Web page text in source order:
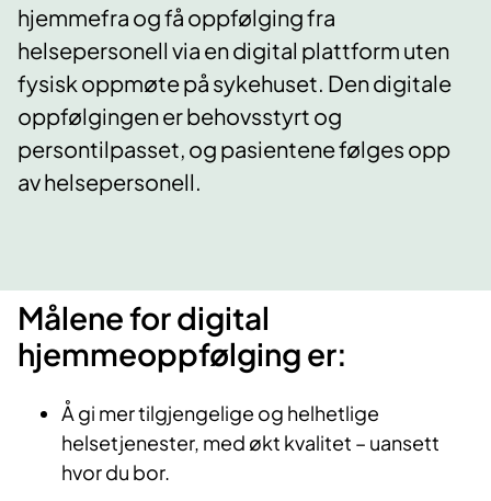
hjemmefra og få oppfølging fra
helsepersonell via en digital plattform uten
fysisk oppmøte på sykehuset. Den digitale
oppfølgingen er behovsstyrt og
persontilpasset, og pasientene følges opp
av helsepersonell.
Målene for digital
hjemmeoppfølging er:
Å gi mer tilgjengelige og helhetlige
helsetjenester, med økt kvalitet – uansett
hvor du bor.